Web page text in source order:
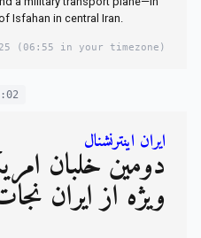
Isfahan in central Iran.
(06:55 in your timezone)
ایران اینترنشنال
دومین خلبان
ویژه از ایران